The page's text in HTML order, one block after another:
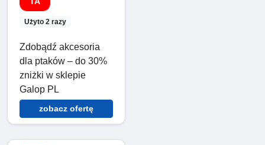
Użyto 2 razy
Zdobądź akcesoria
dla ptaków – do 30%
zniżki w sklepie
Galop PL
zobacz ofertę